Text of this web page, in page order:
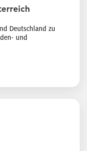
Deutschland zu
und